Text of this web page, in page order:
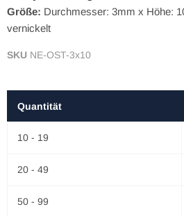
Größe: Durchmesser: 3mm x Höhe:
vernickelt
SKU NE-OST-3x10
Quantität
10 - 19
20 - 49
50 - 99